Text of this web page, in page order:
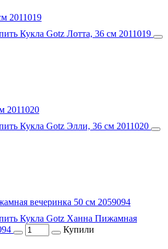
2011019
Кукла Gotz Лотта, 36 см 2011019
2011020
Кукла Gotz Элли, 36 см 2011020
вечеринка 50 см 2059094
Кукла Gotz Ханна Пижамная
Купили